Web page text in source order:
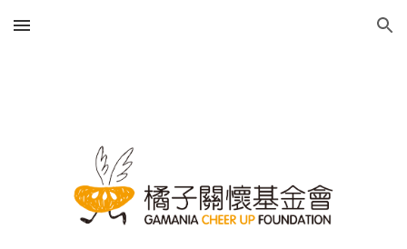
Skip to main content Skip to navigation